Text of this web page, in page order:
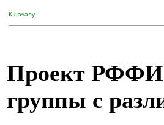
К началу
Проект
группы с